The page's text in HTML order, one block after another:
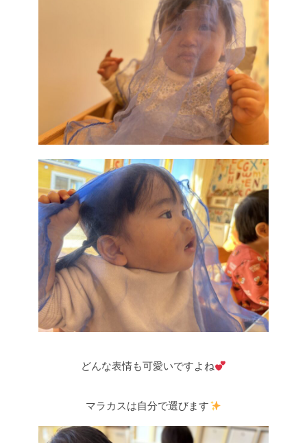
どんな表情も可愛いですよね
マラカスは自分で選びます